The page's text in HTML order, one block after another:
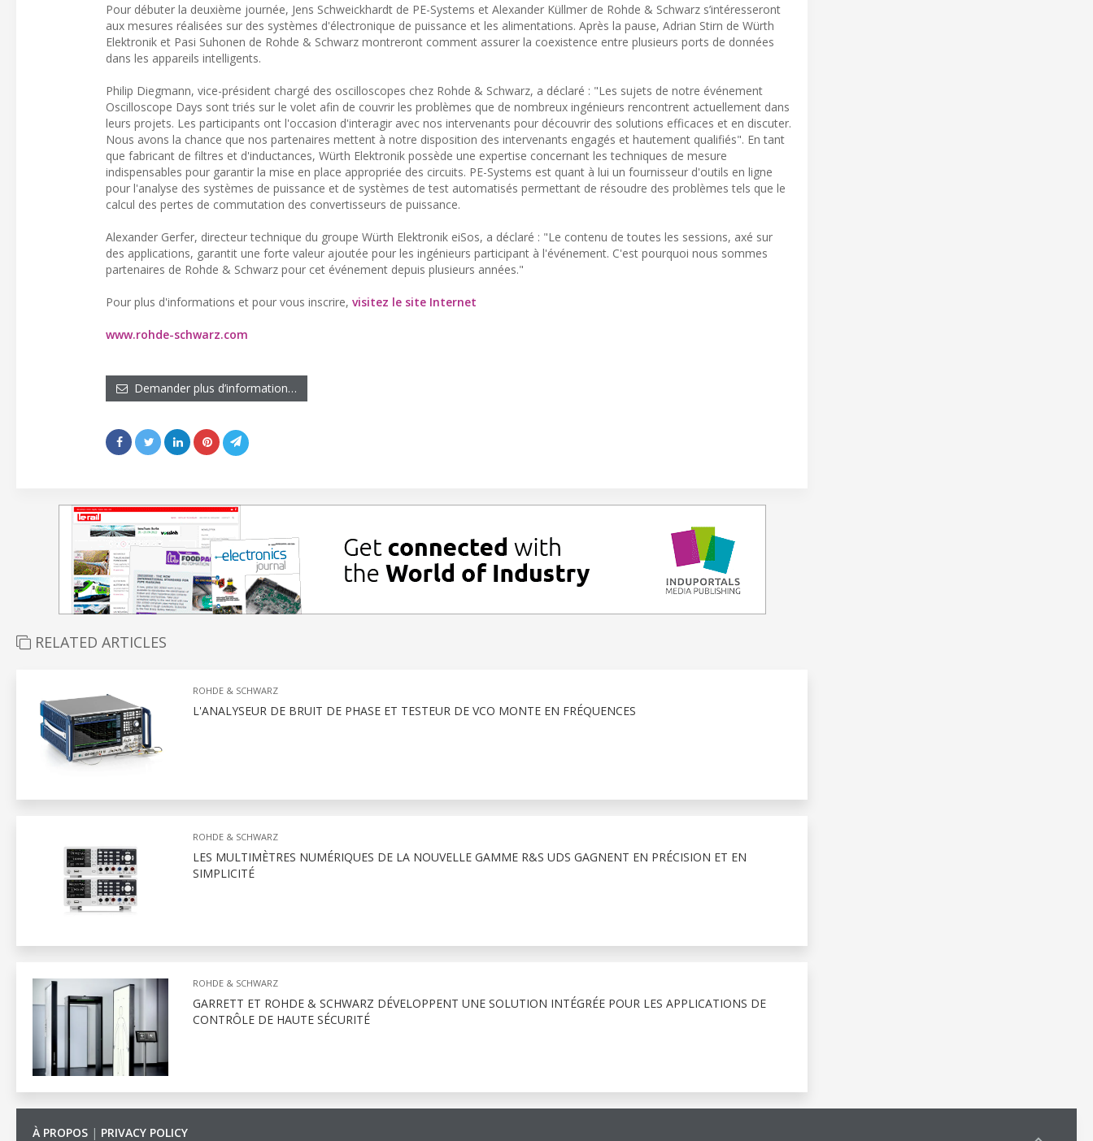
Pour débuter la deuxième journée, Jens Schweickhardt de PE-Systems et Alexander Küllmer de Rohde & Schwarz s’intéresseront
aux mesures réalisées sur des systèmes d'électronique de puissance et les alimentations. Après la pause, Adrian Stirn de Würth
Elektronik et Pasi Suhonen de Rohde & Schwarz montreront comment assurer la coexistence entre plusieurs ports de données
dans les appareils intelligents.
Philip Diegmann, vice-président chargé des oscilloscopes chez Rohde & Schwarz, a déclaré : "Les sujets de notre événement
Oscilloscope Days sont triés sur le volet afin de couvrir les problèmes que de nombreux ingénieurs rencontrent actuellement dans
leurs projets. Les participants ont l'occasion d'interagir avec nos intervenants pour découvrir des solutions efficaces et en discuter.
Nous avons la chance que nos partenaires mettent à notre disposition des intervenants engagés et hautement qualifiés". En tant
que fabricant de filtres et d'inductances, Würth Elektronik possède une expertise concernant les techniques de mesure
indispensables pour garantir la mise en place appropriée des circuits. PE-Systems est quant à lui un fournisseur d'outils en ligne
pour l'analyse des systèmes de puissance et de systèmes de test automatisés permettant de résoudre des problèmes tels que le
calcul des pertes de commutation des convertisseurs de puissance.
Alexander Gerfer, directeur technique du groupe Würth Elektronik eiSos, a déclaré : "Le contenu de toutes les sessions, axé sur
des applications, garantit une forte valeur ajoutée pour les ingénieurs participant à l'événement. C'est pourquoi nous sommes
partenaires de Rohde & Schwarz pour cet événement depuis plusieurs années."
Pour plus d'informations et pour vous inscrire, visitez le site Internet
www.rohde-schwarz.com
Demander plus d’information…
RELATED ARTICLES
ROHDE & SCHWARZ
L'ANALYSEUR DE BRUIT DE PHASE ET TESTEUR DE VCO MONTE EN FRÉQUENCES
ROHDE & SCHWARZ
LES MULTIMÈTRES NUMÉRIQUES DE LA NOUVELLE GAMME R&S UDS GAGNENT EN PRÉCISION ET EN
SIMPLICITÉ
ROHDE & SCHWARZ
GARRETT ET ROHDE & SCHWARZ DÉVELOPPENT UNE SOLUTION INTÉGRÉE POUR LES APPLICATIONS DE
CONTRÔLE DE HAUTE SÉCURITÉ
À PROPOS | PRIVACY POLICY